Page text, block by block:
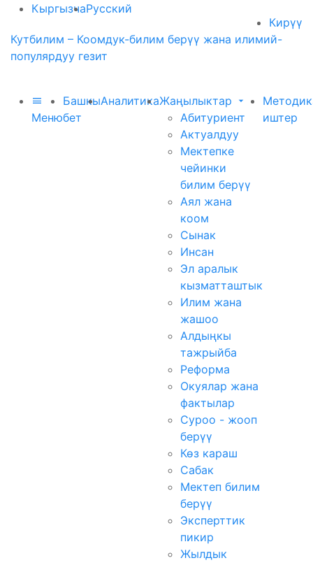
КыргызчаРусский
Кирүү
Кутбилим – Коомдук-билим берүү жана илимий-
популярдуу гезит
Меню
Башкы
бет
АналитикаЖаңылыктар
Абитуриент
Актуалдуу
Мектепке
чейинки
билим берүү
Аял жана
коом
Сынак
Инсан
Эл аралык
кызматташтык
Илим жана
жашоо
Алдыңкы
тажрыйба
Реформа
Окуялар жана
фактылар
Суроо - жооп
берүү
Көз караш
Сабак
Мектеп билим
берүү
Эксперттик
пикир
Жылдык
иштер